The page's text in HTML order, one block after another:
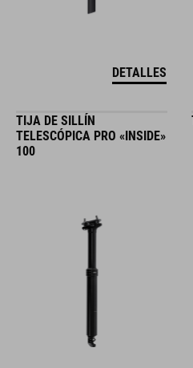
DETALLES
TIJA DE SILLÍN
TELESCÓPICA PRO «INSIDE»
100